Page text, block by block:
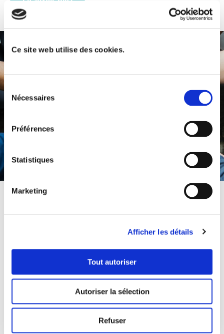
Ce site web utilise des cookies.
Sélection
du Nécessaires
Préférences
Statistiques
Marketing
Afficher les détails
Tout autoriser
Autoriser la sélection
Refuser
Nos engagements en
matière de politique
RSE
Notre objectif : améliorer la vie des gens par nos
produits et nos engagements. Conscients des risques